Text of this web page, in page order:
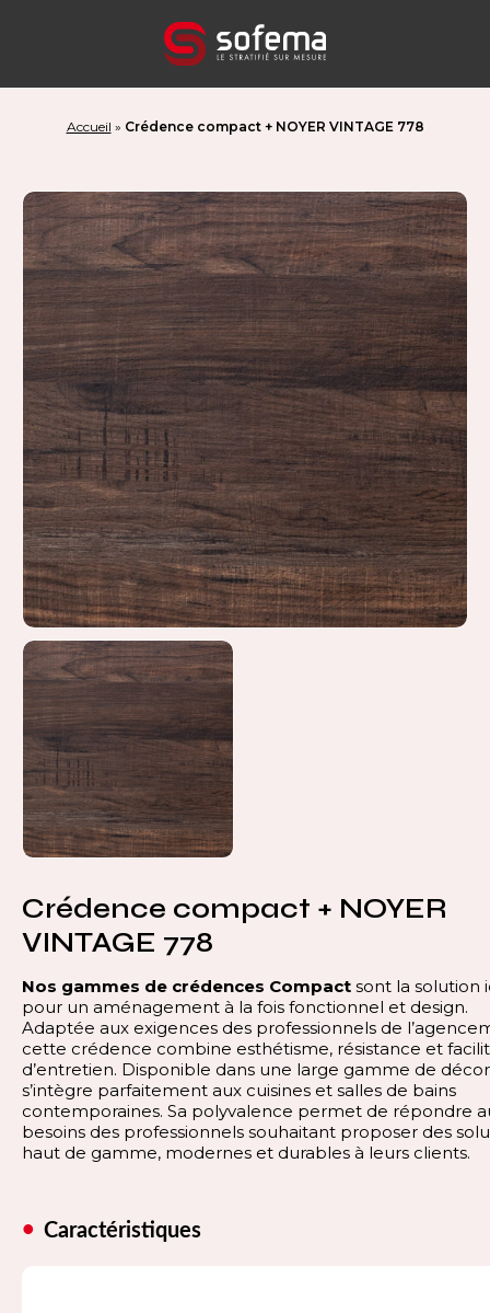
Accueil » Crédence compact + NOYER VINTAGE 778
Crédence compact + NOYER
VINTAGE 778
Nos gammes de crédences Compact sont la solution
pour un aménagement à la fois fonctionnel et design.
Adaptée aux exigences des professionnels de
cette crédence combine esthétisme, résistance et
d’entretien. Disponible dans une large gamme de
s’intègre parfaitement aux cuisines et salles de bains
contemporaines. Sa polyvalence permet de répondre
besoins des professionnels souhaitant proposer des
haut de gamme, modernes et durables à leurs clients.
Caractéristiques